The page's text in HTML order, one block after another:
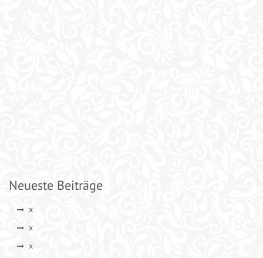
Neueste Beiträge
x
x
x